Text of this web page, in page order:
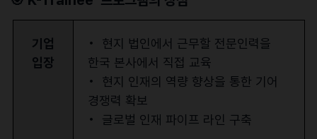
기업
입장
• 현지 법인에서 근무할 전문인력을
한국 본사에서 직접 교육
• 현지 인재의 역량 향상을 통한 기어
경쟁력 확보
• 글로벌 인재 파이프 라인 구축